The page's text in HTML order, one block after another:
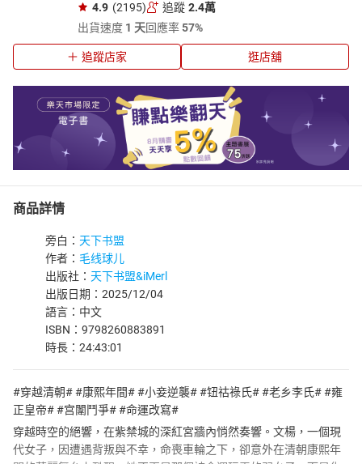
4.9 (2195) 追蹤 2.4萬
出貨速度 1 天回應率57%
追蹤店家 逛店舖
商品詳情
旁白： 天下书盟
作者： 毛线球儿
出版社： 天下书盟&iMerl
出版日期：2025/12/04
語言：中文
ISBN：9798260883891
時長：24:43:01
#穿越清朝# #康熙年間# #小妾逆襲# #钮祜祿氏# #老乡李氏# #雍
正皇帝# #宫闈鬥爭# #命運改寫#
穿越時空的絕響，在紫禁城的深紅宮牆內悄然奏響。文楊，一個現
代女子，因遭遇背叛與不幸，命喪車輪之下，卻意外在清朝康熙年